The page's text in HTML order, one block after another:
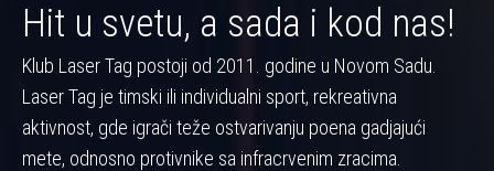
Hit u svetu, a sada i kod nas!
Klub Laser Tag postoji od 2011. godine u Novom Sadu.
Laser Tag je timski ili individualni sport, rekreativna
aktivnost, gde igrači teže ostvarivanju poena gadjajući
mete, odnosno protivnike sa infracrvenim zracima.